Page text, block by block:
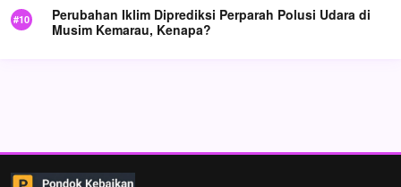
Perubahan Iklim Diprediksi Perparah Polusi Udara di
Musim Kemarau, Kenapa?